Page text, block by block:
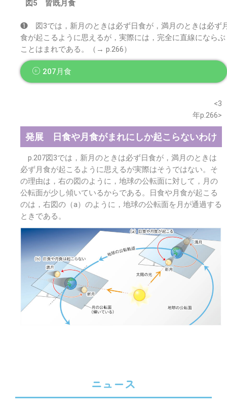
図5 皆既月食
❶ 図3では，新月のときは必ず日食が，満月のときは必ず
食が起こるように思えるが，実際には，完全に直線にならぶ
ことはまれである。（→ p.266）
207月食
<3
年p.266>
発展 日食や月食がまれにしか起こらないわけ
p.207図3では，新月のときは必ず日食が，満月のときは
必ず月食が起こるように思えるが実際はそうではない。そ
の理由は，右の図のように，地球の公転面に対して，月の
公転面が少し傾いているからである。日食や月食が起こる
のは，右図の（a）のように，地球の公転面を月が通過する
ときである。
ニュース